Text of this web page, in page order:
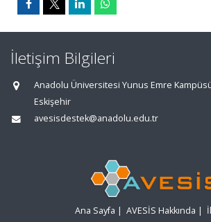
İletişim Bilgileri
Anadolu Üniversitesi Yunus Emre
Eskişehir
avesisdestek@anadolu.edu.tr
Ana Sayfa | AVESİS Hakkında |